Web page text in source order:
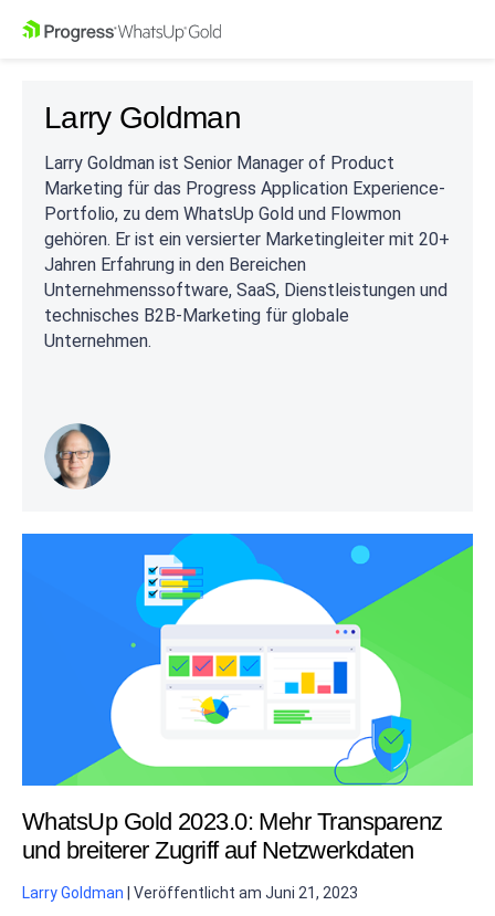
Larry Goldman
Larry Goldman ist Senior Manager of Product
Marketing für das Progress Application Experience-
Portfolio, zu dem WhatsUp Gold und Flowmon
gehören. Er ist ein versierter Marketingleiter mit 20+
Jahren Erfahrung in den Bereichen
Unternehmenssoftware, SaaS, Dienstleistungen und
technisches B2B-Marketing für globale
Unternehmen.
WhatsUp Gold 2023.0: Mehr Transparenz
und breiterer Zugriff auf Netzwerkdaten
Larry Goldman Veröffentlicht am Juni 21, 2023